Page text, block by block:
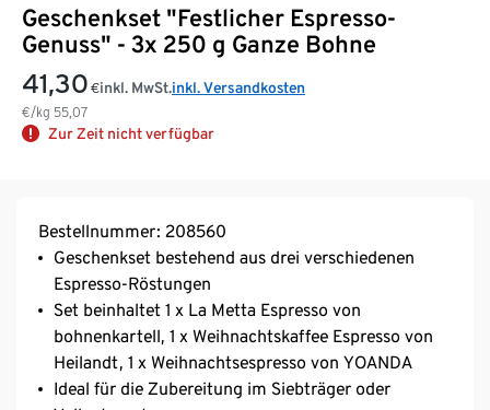
Geschenkset "Festlicher Espresso-
Genuss" - 3x 250 g Ganze Bohne
41,30 €
€/kg 55,07
inkl. MwSt.inkl. Versandkosten
Zur Zeit nicht verfügbar
Bestellnummer: 208560
Geschenkset bestehend aus drei verschiedenen
Espresso-Röstungen
Set beinhaltet 1 x La Metta Espresso von
bohnenkartell, 1 x Weihnachtskaffee Espresso von
Heilandt, 1 x Weihnachtsespresso von YOANDA
Ideal für die Zubereitung im Siebträger oder